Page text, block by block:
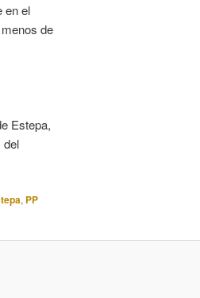
en el
de
Estepa,
del
, PP